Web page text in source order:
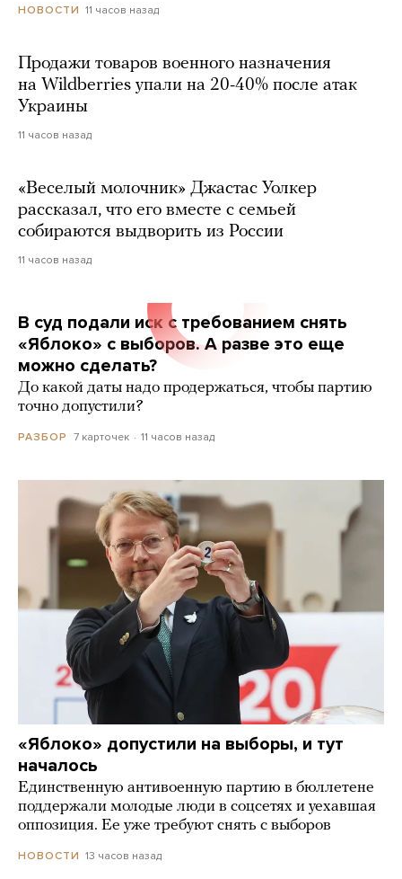
НОВОСТИ 11 часов назад
Продажи товаров военного назначения
на Wildberries упали на 20-40% после атак
Украины
11 часов назад
«Веселый молочник» Джастас Уолкер
рассказал, что его вместе с семьей
собираются выдворить из России
11 часов назад
В суд подали иск с требованием снять
«Яблоко» с выборов. А разве это еще
можно сделать?
До какой даты надо продержаться, чтобы партию
точно допустили?
РАЗБОР 7 карточек 11 часов назад
«Яблоко» допустили на выборы, и тут
началось
Единственную антивоенную партию в бюллетене
поддержали молодые люди в соцсетях и уехавшая
оппозиция. Ее уже требуют снять с выборов
НОВОСТИ 13 часов назад